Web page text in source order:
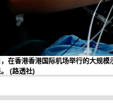
在香港香港国际机场举行的大规
(路透社)